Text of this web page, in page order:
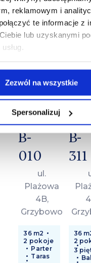
reklamowym i
te informacje z
lub uzyskanymi
Zezwól na wszystkie
Spersonalizuj
doba
doba
Plażowa
B-
010
ul.
Plażowa
4B,
Grzybowo
36 m2
2 pokoje
Parter
Taras
B-
311
36
2
3